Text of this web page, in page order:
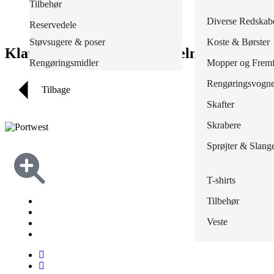
T-shirts
Tilbehør
Veste
Redskaber
Diverse
Koste & Børster
Mopper og
Skafter
Skrabere
Sprøjter &
Støvsugere & poser
Rengøringsmidler
Tilbehør
Reservedele
Klatre Endurance Bjerg Hjelm
Tilbage